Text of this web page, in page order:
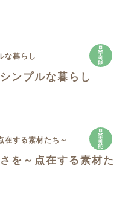
見
学
可
能
ンプルな暮らし
見
学
可
能
を～点在する素材た